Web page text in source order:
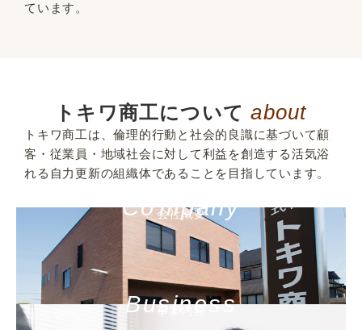
ています。
トキワ商工についてabout
トキワ商工は、倫理的行動と社会的良識に基づいて顧
客・従業員・地域社会に対して利益を創造する活気浴
れる自力更新の組織体であることを目指しています。
Coｍpany
会社概要
Business